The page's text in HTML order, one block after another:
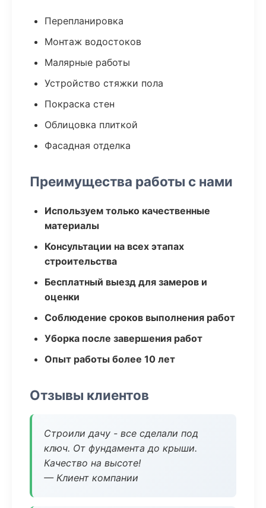
Перепланировка
Монтаж водостоков
Малярные работы
Устройство стяжки пола
Покраска стен
Облицовка плиткой
Фасадная отделка
Преимущества работы с нами
Используем только качественные
материалы
Консультации на всех этапах
строительства
Бесплатный выезд для замеров и
оценки
Соблюдение сроков выполнения работ
Уборка после завершения работ
Опыт работы более 10 лет
Отзывы клиентов
Строили дачу - все сделали под
ключ. От фундамента до крыши.
Качество на высоте!
— Клиент компании